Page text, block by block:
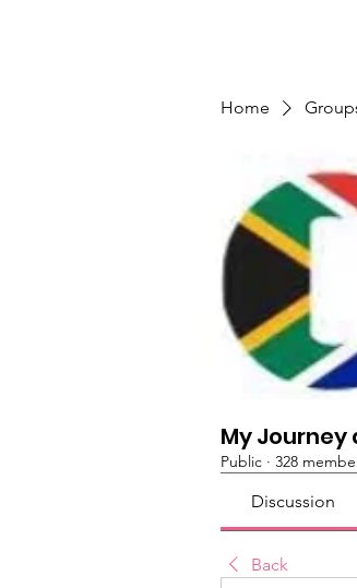
Home
My Journey
Public · 328
Discussion
Back